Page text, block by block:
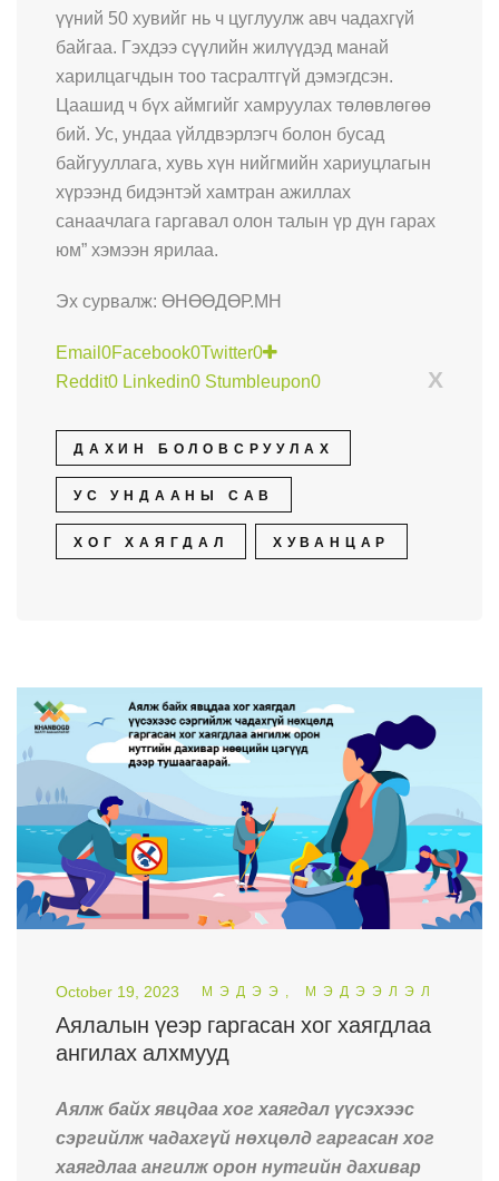
үүний 50 хувийг нь ч цуглуулж авч чадахгүй
байгаа. Гэхдээ сүүлийн жилүүдэд манай
харилцагчдын тоо тасралтгүй дэмэгдсэн.
Цаашид ч бүх аймгийг хамруулах төлөвлөгөө
бий. Ус, ундаа үйлдвэрлэгч болон бусад
байгууллага, хувь хүн нийгмийн хариуцлагын
хүрээнд бидэнтэй хамтран ажиллах
санаачлага гаргавал олон талын үр дүн гарах
юм” хэмээн ярилаа.
Эх сурвалж: ӨНӨӨДӨР.МН
Email 0Facebook0Twitter0
X
Reddit0 Linkedin0 Stumbleupon0
ДАХИН БОЛОВСРУУЛАХ
УС УНДААНЫ САВ
ХОГ ХАЯГДАЛ ХУВАНЦАР
October 19, 2023 МЭДЭЭ, МЭДЭЭЛЭЛ
Аялалын үеэр гаргасан хог хаягдлаа
ангилах алхмууд
Аялж байх явцдаа хог хаягдал үүсэхээс
сэргийлж чадахгүй нөхцөлд гаргасан хог
хаягдлаа ангилж орон нутгийн дахивар